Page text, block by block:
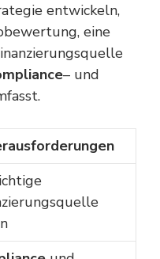
entwickeln,
eine
– und